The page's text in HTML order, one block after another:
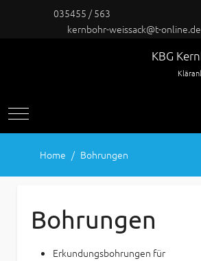
035455 / 563
kernbohr-weissack@t-online.de
KBG
Mobile Menu Toggle
Home Bohrungen
Bohrungen
Erkundungsbohrungen für